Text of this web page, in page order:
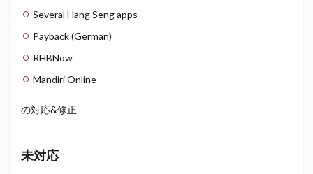
Several Hang Seng apps
Payback (German)
RHBNow
Mandiri Online
の対応&修正
未対応